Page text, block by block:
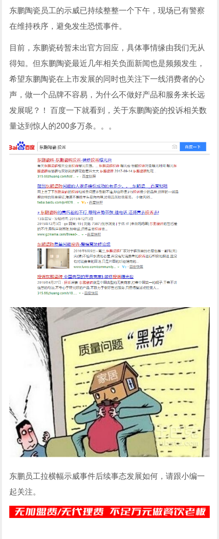
东鹏陶瓷员工的示威已持续整整一个下午，现场已有警察
在维持秩序，避免发生恐慌事件。
目前，东鹏瓷砖暂未出官方回应，具体事情缘由我们无从
得知。但东鹏陶瓷最近几年相关负面新闻也是频频发生，
希望东鹏陶瓷在上市发展的同时也关注下一线消费者的心
声，做一个品牌不容易，为什么不做好产品和服务来长远
发展呢？！ 百度一下就看到，关于东鹏陶瓷的投诉相关数
量达到惊人的200多万条。。。
东鹏员工拉横幅示威事件后续事态发展如何，请跟小编一
起关注。